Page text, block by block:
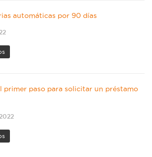
automáticas por 90 días
primer paso para solicitar un préstamo